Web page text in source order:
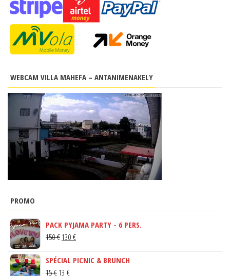
WEBCAM VILLA MAHEFA – ANTANIMENAKELY
PROMO
PACK PYJAMA PARTY - 6 PERS.
150€ LE
INITIAL
ÉTAIT :
130 €LE
ACTUEL
SPÉCIAL PICNIC & BRUNCH
15€ LE
13 €LE